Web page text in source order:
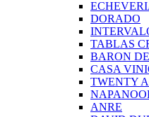
DORADO
TABLAS
BARON
CASA
TWENTY
ANRE